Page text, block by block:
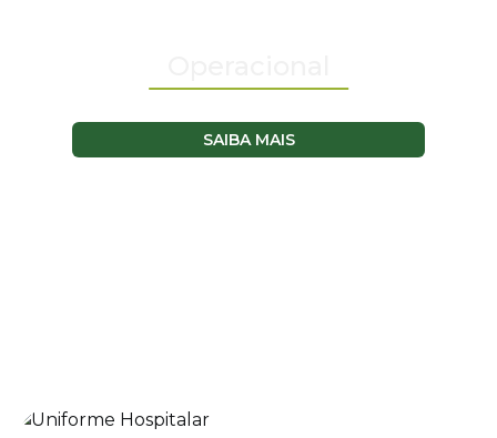
SAIBA MAIS